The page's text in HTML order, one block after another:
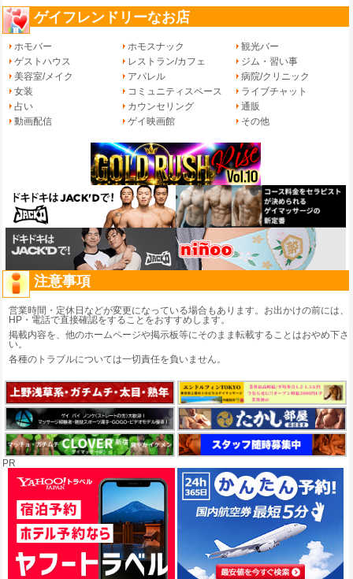
ゲイフレンドリーなお店
ホモバー ホモスナック
観光バー
ゲストハウス
レストラン/カフェ
ジム・習い事
美容室/メイク
アパレル
病院/クリニック
女装
コミュニティスペース
ライブチャット
占い
カウンセリング
通販
動画配信
ゲイ映画館 その他
注意事項
営業時間・定休日などが変更になっている場合もあります。お出かけの前には、
HP・電話で直接確認をすることをおすすめします。
掲載内容を、他のホームページや掲示板等にそのまま転載することはおやめ下さ
い。
各種のトラブルについては一切責任を負いません。
PR